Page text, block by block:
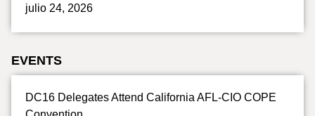
julio 24, 2026
EVENTS
DC16 Delegates Attend California AFL-CIO COPE